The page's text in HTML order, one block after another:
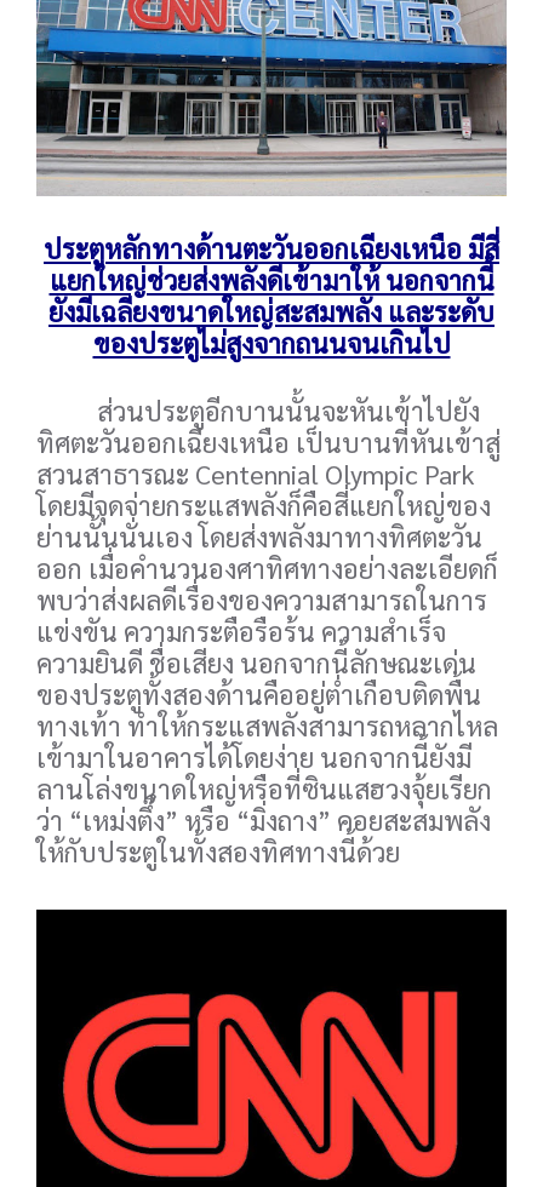
ประตูหลักทางด้านตะวันออกเฉียงเหนือ มีสี่
แยกใหญ่ช่วยส่งพลังดีเข้ามาให้ นอกจากนี้
ยังมีเฉลียงขนาดใหญ่สะสมพลัง และระดับ
ของประตูไม่สูงจากถนนจนเกินไป
ส่วนประตูอีกบานนั้นจะหันเข้าไปยัง
ทิศตะวันออกเฉียงเหนือ เป็นบานที่หันเข้าสู่
สวนสาธารณะ Centennial Olympic Park
โดยมีจุดจ่ายกระแสพลังก็คือสี่แยกใหญ่ของ
ย่านนั้นนั่นเอง โดยส่งพลังมาทางทิศตะวัน
ออก เมื่อคำนวนองศาทิศทางอย่างละเอียดก็
พบว่าส่งผลดีเรื่องของความสามารถในการ
แข่งขัน ความกระตือรือร้น ความสำเร็จ
ความยินดี ชื่อเสียง นอกจากนี้ลักษณะเด่น
ของประตูทั้งสองด้านคืออยู่ต่ำเกือบติดพื้น
ทางเท้า ทำให้กระแสพลังสามารถหลากไหล
เข้ามาในอาคารได้โดยง่าย นอกจากนี้ยังมี
ลานโล่งขนาดใหญ่หรือที่ซินแสฮวงจุ้ยเรียก
ว่า “เหม่งตึ๊ง” หรือ “มิ่งถาง” คอยสะสมพลัง
ให้กับประตูในทั้งสองทิศทางนี้ด้วย